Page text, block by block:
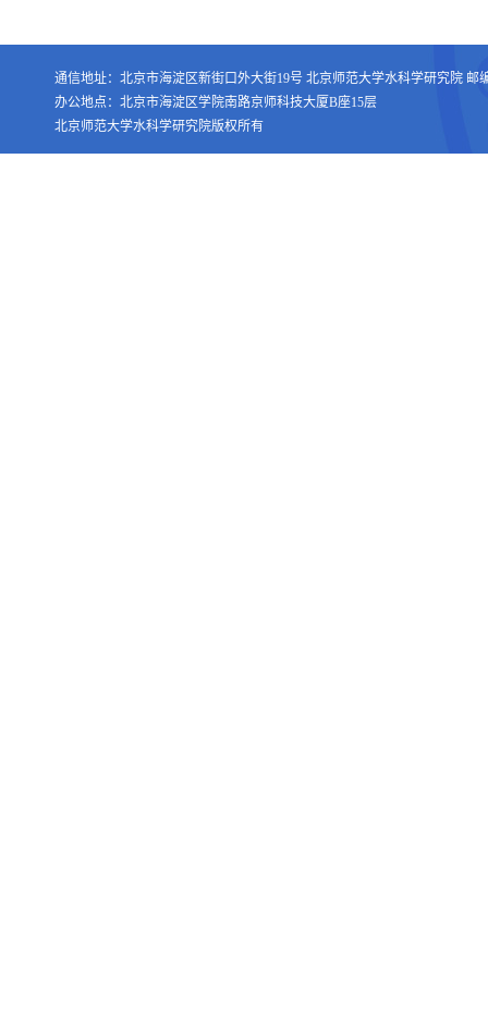
通信地址：北京市海淀区新街口外大街19号 北京师范大学水科学研究院 邮
办公地点：北京市海淀区学院南路京师科技大厦B座15层
北京师范大学水科学研究院版权所有